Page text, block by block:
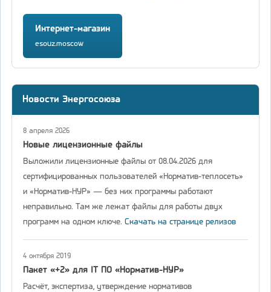
Интернет-магазин
esouz.moscow
Новости Энергосоюза
8 апреля 2026
Новые лицензионные файлы
Выложили лицензионные файлы от 08.04.2026 для
сертифицированных пользователей «Норматив-теплосеть»
и «Норматив-НУР» — без них программы работают
неправильно. Там же лежат файлы для работы двух
программ на одном ключе. Скачать на странице релизов
4 октября 2019
Пакет «+2» для IT ПО «Норматив-НУР»
Расчёт, экспертиза, утверждение нормативов